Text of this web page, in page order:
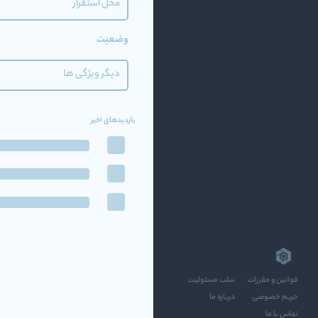
قوانین و مقررات
سلب مسئولیت
حریم خصوصی
درباره ما
تماس با ما
محل استقرار
وضعیت
دیگر ویژگی ها
بازدیدهای اخیر